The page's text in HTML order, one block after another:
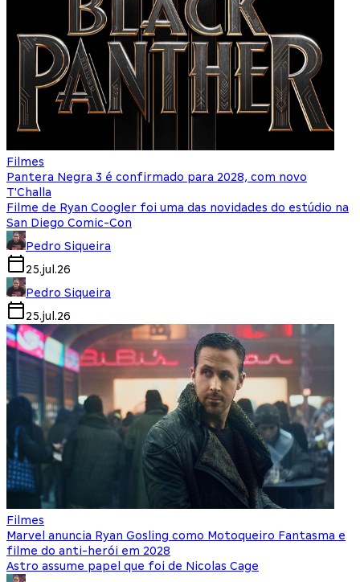
Filmes
Pantera Negra 3 é confirmado para 2028, com novo
T'Challa
Filme de Ryan Coogler foi uma das novidades do estúdio na
San Diego Comic-Con
Pedro Siqueira
25.jul.26
Pedro Siqueira
25.jul.26
Filmes
Marvel anuncia Ryan Gosling como Motoqueiro Fantasma e
filme do anti-herói em 2028
Astro assume papel que foi de Nicolas Cage